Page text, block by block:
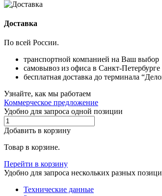
Доставка
По всей России.
транспортной компанией на Ваш выбор
самовывоз из офиса в Санкт-Петербурге
бесплатная доставка до терминала
Узнайте, как мы работаем
Коммерческое предложение
Удобно для запроса одной позиции
Добавить в корзину
Товар в корзине.
Перейти в корзину
Удобно для запроса нескольких разных
Технические данные